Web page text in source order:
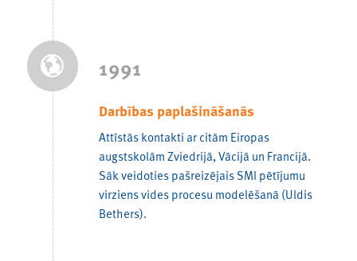
1991
Darbības paplašināšanās
Attīstās kontakti ar citām Eiropas
augstskolām Zviedrijā, Vācijā un Francijā.
Sāk veidoties pašreizējais SMI pētījumu
virziens vides procesu modelēšanā (Uldis
Bethers).